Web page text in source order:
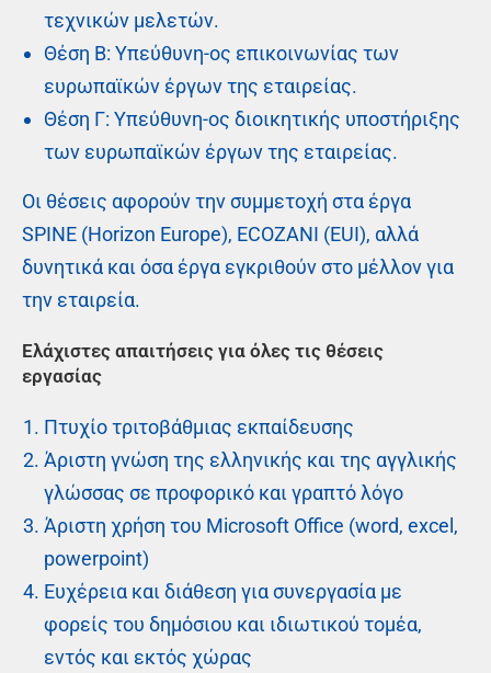
τεχνικών μελετών.
Θέση B: Υπεύθυνη-ος επικοινωνίας των
ευρωπαϊκών έργων της εταιρείας.
Θέση Γ: Υπεύθυνη-ος διοικητικής υποστήριξης
των ευρωπαϊκών έργων της εταιρείας.
Οι θέσεις αφορούν την συμμετοχή στα έργα
SPINE (Horizon Europe), ECOZANI (EUI), αλλά
δυνητικά και όσα έργα εγκριθούν στο μέλλον για
την εταιρεία.
Ελάχιστες απαιτήσεις για όλες τις θέσεις
εργασίας
Πτυχίο τριτοβάθμιας εκπαίδευσης
Άριστη γνώση της ελληνικής και της αγγλικής
γλώσσας σε προφορικό και γραπτό λόγο
Άριστη χρήση του Microsoft Office (word, excel,
powerpoint)
Ευχέρεια και διάθεση για συνεργασία με
φορείς του δημόσιου και ιδιωτικού τομέα,
εντός και εκτός χώρας